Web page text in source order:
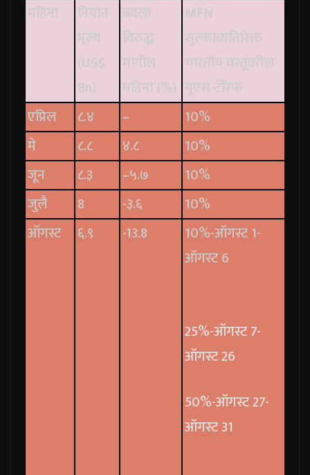
महिना
निर्यात
मूल्य
(US$
Bn)
बदला
विरुद्ध
मागील
महिना (%)
MFN
शुल्काव्यतिरिक्त
भारतीय वस्तूंवरील
यूएस टॅरिफ
एप्रिल
८.४ –
10%
मे
८.८ ४.८
10%
जून
८.३ –५.७
10%
जुलै
8 -३.६
10%
ऑगस्ट
६.९ -13.8
10%-ऑगस्ट 1-
ऑगस्ट 6
25%-ऑगस्ट 7-
ऑगस्ट 26
50%-ऑगस्ट 27-
ऑगस्ट 31